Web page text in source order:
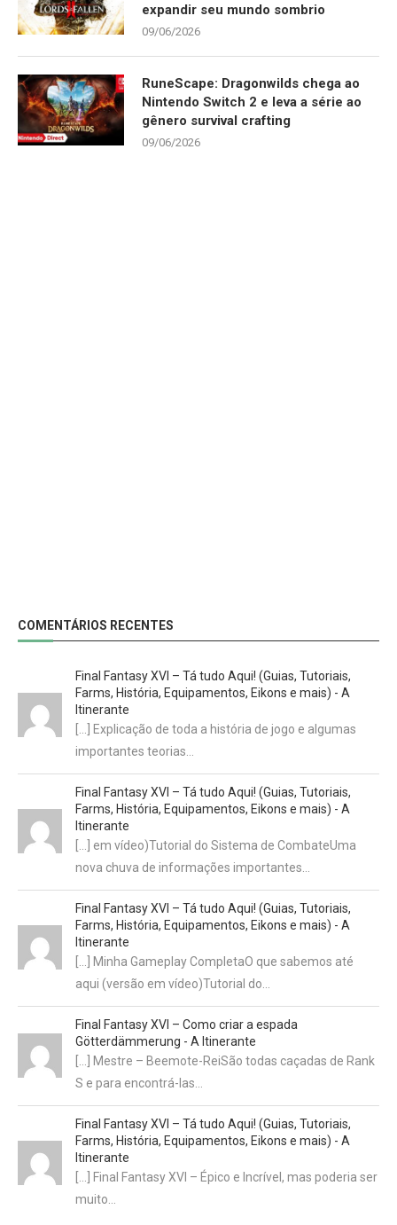
expandir seu mundo sombrio
09/06/2026
RuneScape: Dragonwilds chega ao
Nintendo Switch 2 e leva a série ao
gênero survival crafting
09/06/2026
COMENTÁRIOS RECENTES
Final Fantasy XVI – Tá tudo Aqui! (Guias, Tutoriais,
Farms, História, Equipamentos, Eikons e mais) - A
Itinerante
[…] Explicação de toda a história de jogo e algumas
importantes teorias…
Final Fantasy XVI – Tá tudo Aqui! (Guias, Tutoriais,
Farms, História, Equipamentos, Eikons e mais) - A
Itinerante
[…] em vídeo)Tutorial do Sistema de CombateUma
nova chuva de informações importantes…
Final Fantasy XVI – Tá tudo Aqui! (Guias, Tutoriais,
Farms, História, Equipamentos, Eikons e mais) - A
Itinerante
[…] Minha Gameplay CompletaO que sabemos até
aqui (versão em vídeo)Tutorial do…
Final Fantasy XVI – Como criar a espada
Götterdämmerung - A Itinerante
[…] Mestre – Beemote-ReiSão todas caçadas de Rank
S e para encontrá-las…
Final Fantasy XVI – Tá tudo Aqui! (Guias, Tutoriais,
Farms, História, Equipamentos, Eikons e mais) - A
Itinerante
[…] Final Fantasy XVI – Épico e Incrível, mas poderia ser
muito…